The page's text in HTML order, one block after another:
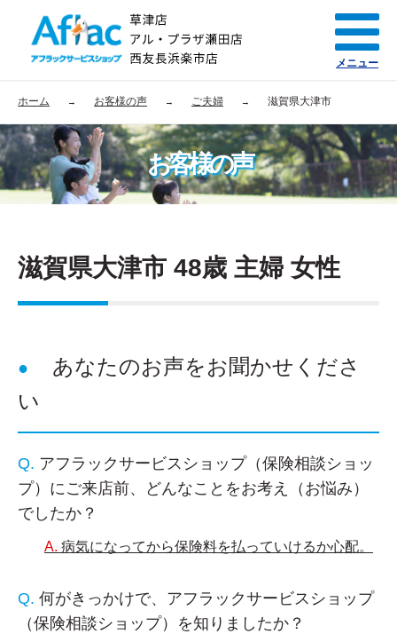
ホーム お客様の声 ご夫婦 滋賀県大津市
お客様の声
滋賀県大津市 48歳 主婦 女性
あなたのお声をお聞かせくださ
い
アフラックサービスショップ（保険相談ショッ
プ）にご来店前、どんなことをお考え（お悩み）
でしたか？
病気になってから保険料を払っていけるか心配。
何がきっかけで、アフラックサービスショップ
（保険相談ショップ）を知りましたか？
メニュー